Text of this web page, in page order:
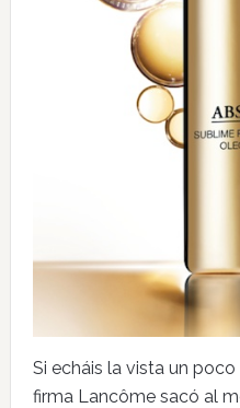
Si echáis la vista un
firma Lancôme sacó al